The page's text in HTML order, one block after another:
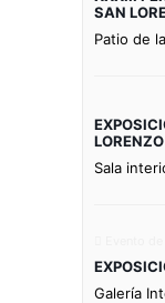
SAN
Patio de
Sala
Galería